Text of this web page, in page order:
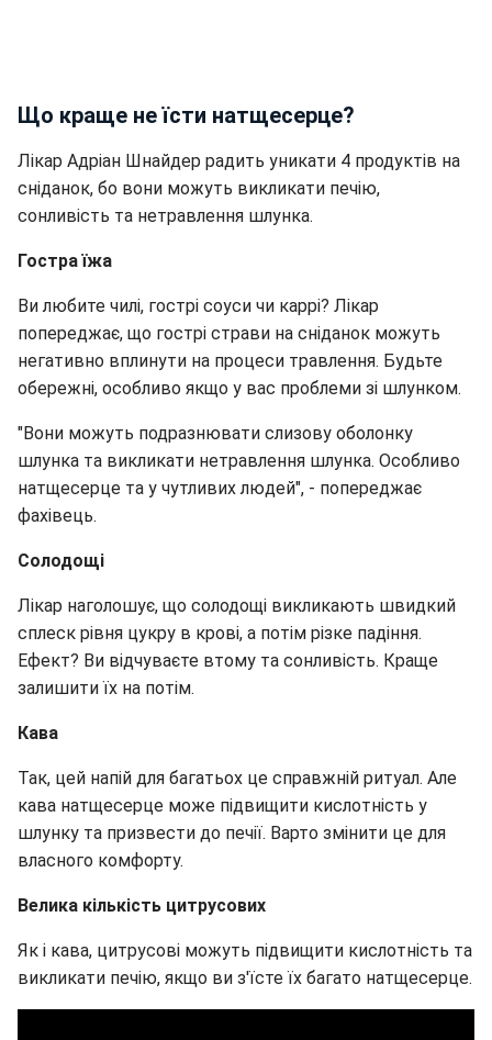
Що краще не їсти натщесерце?
Лікар Адріан Шнайдер радить уникати 4 продуктів на
сніданок, бо вони можуть викликати печію,
сонливість та нетравлення шлунка.
Гостра їжа
Ви любите чилі, гострі соуси чи каррі? Лікар
попереджає, що гострі страви на сніданок можуть
негативно вплинути на процеси травлення. Будьте
обережні, особливо якщо у вас проблеми зі шлунком.
"Вони можуть подразнювати слизову оболонку
шлунка та викликати нетравлення шлунка. Особливо
натщесерце та у чутливих людей", - попереджає
фахівець.
Солодощі
Лікар наголошує, що солодощі викликають швидкий
сплеск рівня цукру в крові, а потім різке падіння.
Ефект? Ви відчуваєте втому та сонливість. Краще
залишити їх на потім.
Кава
Так, цей напій для багатьох це справжній ритуал. Але
кава натщесерце може підвищити кислотність у
шлунку та призвести до печії. Варто змінити це для
власного комфорту.
Велика кількість цитрусових
Як і кава, цитрусові можуть підвищити кислотність та
викликати печію, якщо ви з'їсте їх багато натщесерце.